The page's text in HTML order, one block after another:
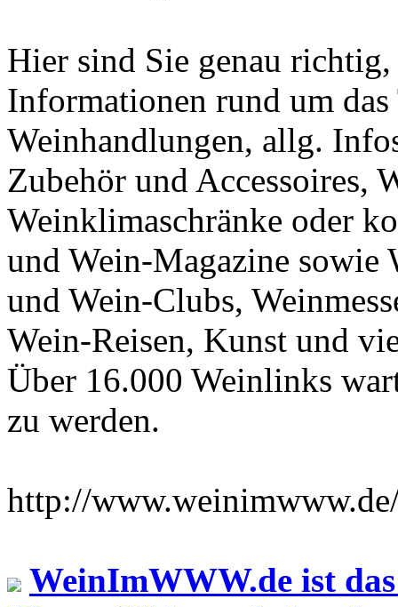
Hier sind Sie genau
Informationen rund um
Weinhandlungen, allg.
Zubehör und Accessoires,
Weinklimaschränke oder
und Wein-Magazine sowie
und Wein-Clubs,
Wein-Reisen, Kunst und
Über 16.000 Weinlinks
zu werden.
http://
WeinImWWW.de ist